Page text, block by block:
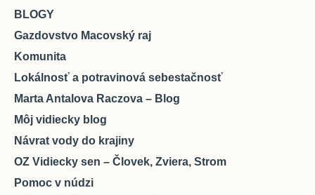
BLOGY
Gazdovstvo Macovský raj
Komunita
Lokálnosť a potravinová sebestačnosť
Marta Antalova Raczova – Blog
Môj vidiecky blog
Návrat vody do krajiny
OZ Vidiecky sen – Človek, Zviera, Strom
Pomoc v núdzi